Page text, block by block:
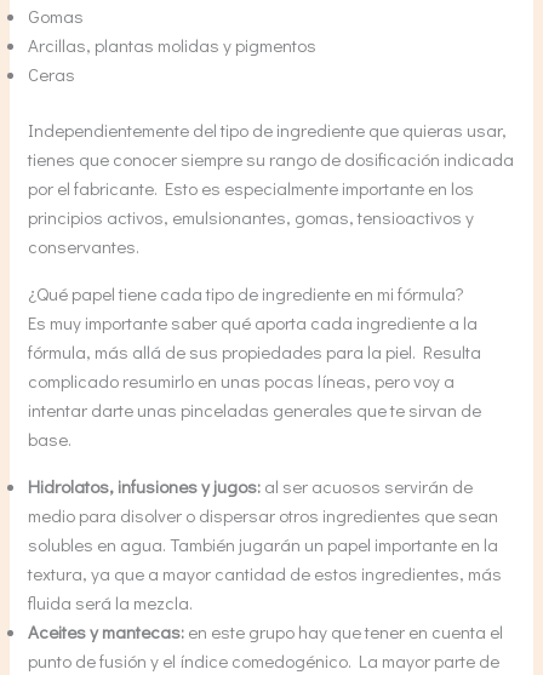
Gomas
Arcillas, plantas molidas y pigmentos
Ceras
Independientemente del tipo de ingrediente que quieras usar,
tienes que conocer siempre su rango de dosificación indicada
por el fabricante. Esto es especialmente importante en los
principios activos, emulsionantes, gomas, tensioactivos y
conservantes.
¿Qué papel tiene cada tipo de ingrediente en mi fórmula?
Es muy importante saber qué aporta cada ingrediente a la
fórmula, más allá de sus propiedades para la piel. Resulta
complicado resumirlo en unas pocas líneas, pero voy a
intentar darte unas pinceladas generales que te sirvan de
base.
Hidrolatos, infusiones y jugos: al ser acuosos servirán de
medio para disolver o dispersar otros ingredientes que sean
solubles en agua. También jugarán un papel importante en la
textura, ya que a mayor cantidad de estos ingredientes, más
fluida será la mezcla.
Aceites y mantecas: en este grupo hay que tener en cuenta el
punto de fusión y el índice comedogénico. La mayor parte de